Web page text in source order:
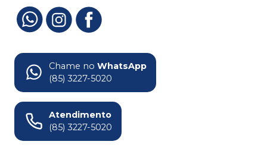
Chame no WhatsApp
(85) 3227-5020
Atendimento
(85) 3227-5020